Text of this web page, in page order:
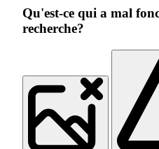
Qu'est-ce qui a mal
recherche?